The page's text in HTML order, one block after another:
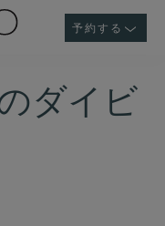
予約する
ダイビ